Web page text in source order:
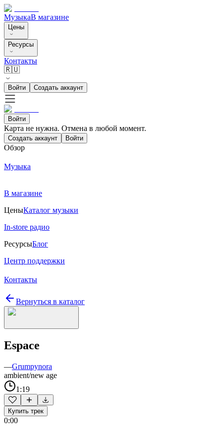
МузыкаВ магазине
Цены
Ресурсы
Контакты
🇷🇺
Войти Создать аккаунт
Войти
Карта не нужна. Отмена в любой момент.
Создать аккаунт Войти
Обзор
Музыка
В магазине
ЦеныКаталог музыки
In-store радио
РесурсыБлог
Центр поддержки
Контакты
Вернуться в каталог
Espace
—Grumpynora
ambient/new age
1:19
Купить трек
0:00